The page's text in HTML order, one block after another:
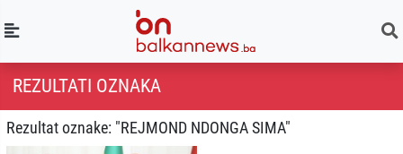
REZULTATI OZNAKA
Rezultat oznake: "REJMOND NDONGA SIMA"